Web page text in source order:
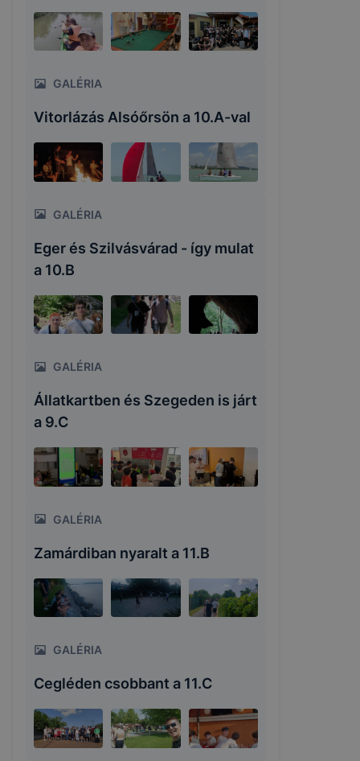
GALÉRIA
Vitorlázás Alsóőrsön a 10.A-val
GALÉRIA
Eger és Szilvásvárad - így mulat
a 10.B
GALÉRIA
Állatkartben és Szegeden is járt
a 9.C
GALÉRIA
Zamárdiban nyaralt a 11.B
GALÉRIA
Cegléden csobbant a 11.C